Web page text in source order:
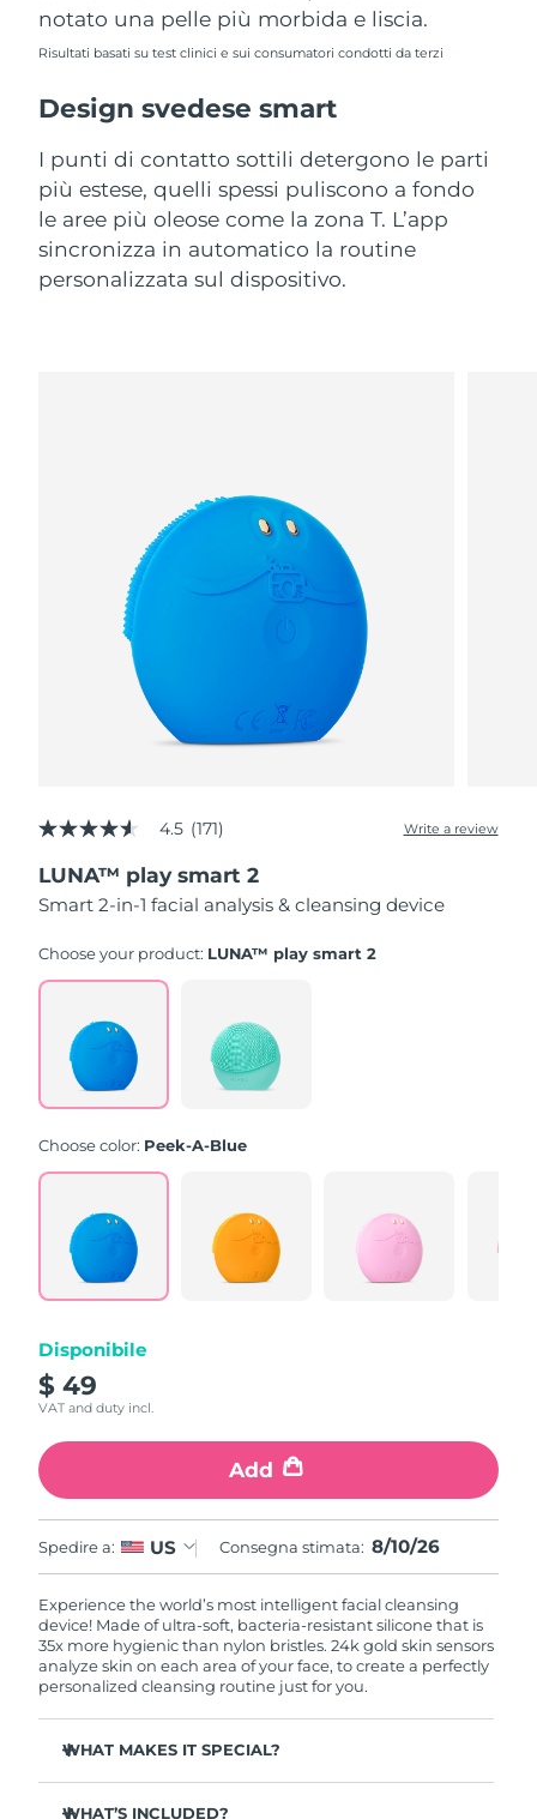
notato una pelle più morbida e liscia.
Risultati basati su test clinici e sui consumatori condotti da terzi
Design svedese smart
I punti di contatto sottili detergono le parti
più estese, quelli spessi puliscono a fondo
le aree più oleose come la zona T. L’app
sincronizza in automatico la routine
personalizzata sul dispositivo.
4.5
of
5
stars,
rating
Read
Reviews.
Same
page
link.
4.5 (171) Write a review
LUNA™ play smart 2
Smart 2-in-1 facial analysis & cleansing device
Choose your product: LUNA™ play smart 2
Choose color: Peek-A-Blue
Disponibile
$ 49
VAT and duty incl.
Add
Spedire a: US Consegna stimata: 8/10/26
Experience the world’s most intelligent facial cleansing
device! Made of ultra-soft, bacteria-resistant silicone that is
35x more hygienic than nylon bristles. 24k gold skin sensors
analyze skin on each area of your face, to create a perfectly
personalized cleansing routine just for you.
WHAT MAKES IT SPECIAL?
cleanse.
WHAT’S INCLUDED?